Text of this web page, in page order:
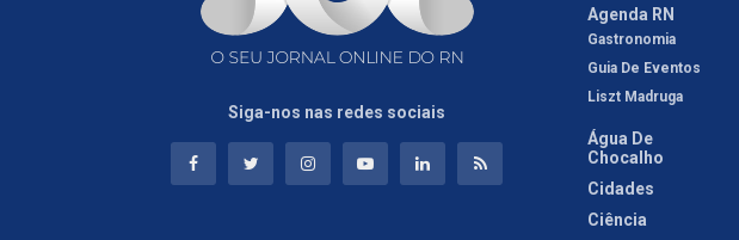
Siga-nos nas redes sociais
Agenda RN
Gastronomia
Guia De Eventos
Liszt Madruga
Água De
Chocalho
Cidades
Ciência